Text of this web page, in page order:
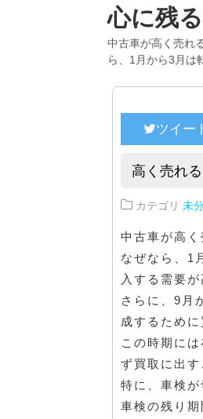
心に残
中古車が高く売れ
ら、1月から3月は
高く売れ
カテゴリ 未
中古車が高
なぜなら、1
入する需要が
さらに、9月
成するため
この時期に
ず買取に出す
特に、車検が
車検の残り